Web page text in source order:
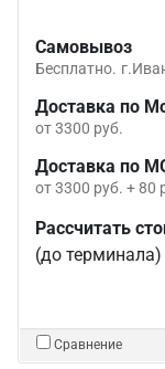
Самовывоз
Бесплатно.
Доставка по
от 3300 руб.
Доставка по
от 3300 руб. +
Рассчитать
(до терминала)
Сравнение